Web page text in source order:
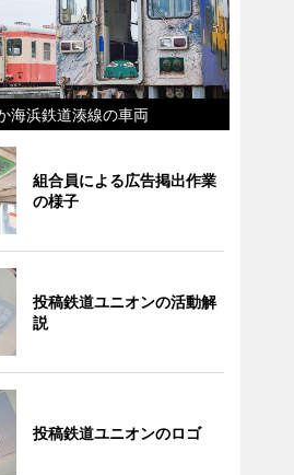
海浜鉄道湊線の車両
組合員による広告掲出作業
の様子
投稿鉄道ユニオンの活動解
説
投稿鉄道ユニオンのロゴ